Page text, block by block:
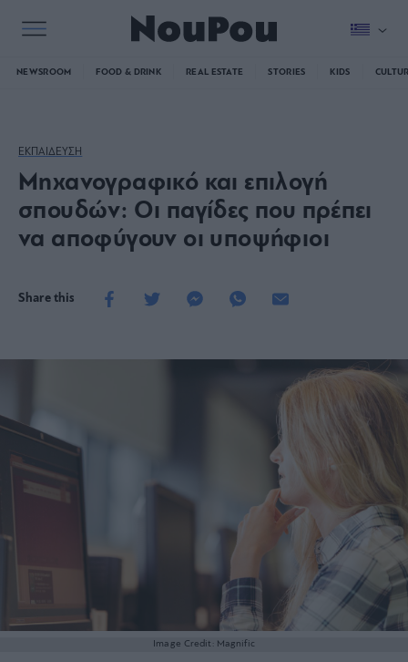
NEWSROOM FOOD & DRINK REAL ESTATE STORIES KIDS
ΕΚΠΑΙΔΕΥΣΗ
Μηχανογραφικό και επιλογή
σπουδών: Οι παγίδες που πρέπει
να αποφύγουν οι υποψήφιοι
Share this
Image Credit: Magnific